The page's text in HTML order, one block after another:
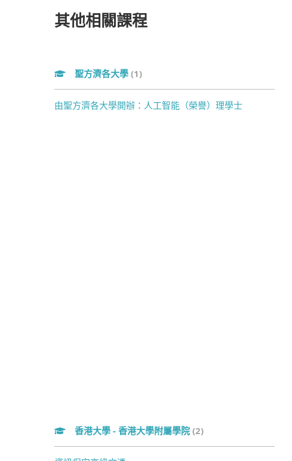
其他相關課程
聖方濟各大學 (1)
由聖方濟各大學開辦：人工智能（榮譽）理學士
香港大學 - 香港大學附屬學院 (2)